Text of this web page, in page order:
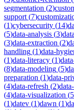
segmentation (2)
support (7)
(1)cybersecurity (14)
(5)data-analysis (3)
(3)data-extraction (2)
handling (1)data-
(1)data-literacy (1)
(8)data-modeling (5)
preparation (1)data-
(4)data-refresh (2)
(4)data-visualization (5
(1)datev (1)dawn (1)